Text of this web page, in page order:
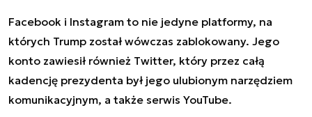
Facebook i Instagram to nie jedyne platformy, na
których Trump został wówczas zablokowany. Jego
konto zawiesił również Twitter, który przez całą
kadencję prezydenta był jego ulubionym narzędziem
komunikacyjnym, a także serwis YouTube.